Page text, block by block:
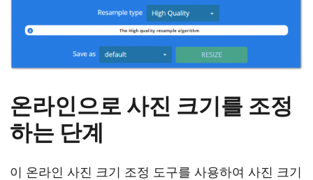
온라인으로 사진 크기를 조정
하는 단계
이 온라인 사진 크기 조정 도구를 사용하여 사진 크기